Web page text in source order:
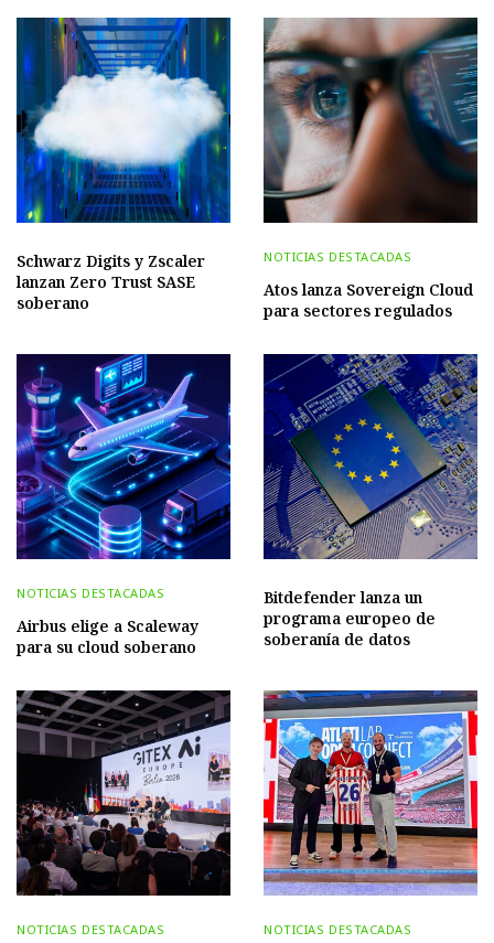
Schwarz Digits y Zscaler
lanzan Zero Trust SASE
soberano
NOTICIAS DESTACADAS
Atos lanza Sovereign Cloud
para sectores regulados
NOTICIAS DESTACADAS
Airbus elige a Scaleway
para su cloud soberano
Bitdefender lanza un
programa europeo de
soberanía de datos
NOTICIAS DESTACADAS NOTICIAS DESTACADAS